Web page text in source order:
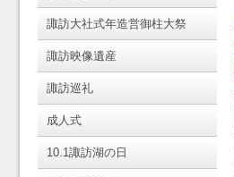
諏訪大社式年造営御柱大祭
諏訪映像遺産
諏訪巡礼
成人式
10.1諏訪湖の日